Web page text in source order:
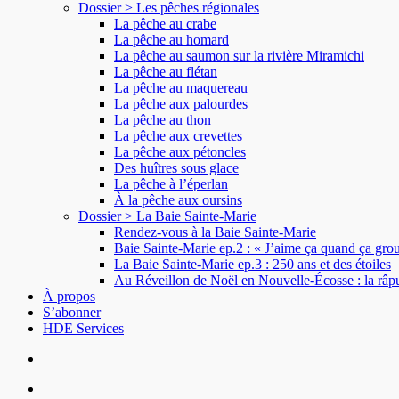
Dossier > Les pêches régionales
La pêche au crabe
La pêche au homard
La pêche au saumon sur la rivière Miramichi
La pêche au flétan
La pêche au maquereau
La pêche aux palourdes
La pêche au thon
La pêche aux crevettes
La pêche aux pétoncles
Des huîtres sous glace
La pêche à l’éperlan
À la pêche aux oursins
Dossier > La Baie Sainte-Marie
Rendez-vous à la Baie Sainte-Marie
Baie Sainte-Marie ep.2 : « J’aime ça quand ça
La Baie Sainte-Marie ep.3 : 250 ans et des étoiles
Au Réveillon de Noël en Nouvelle-Écosse : la
À propos
S’abonner
HDE Services